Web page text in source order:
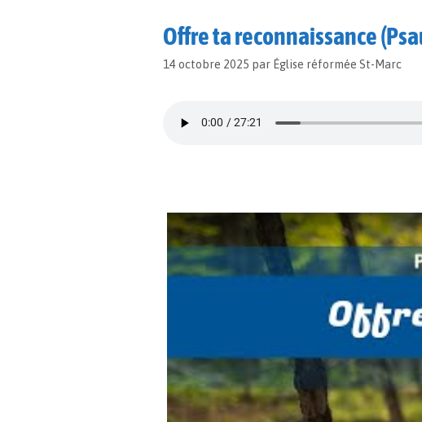
Offre ta reconnaissance
14 octobre 2025 par Église réformée St-Marc